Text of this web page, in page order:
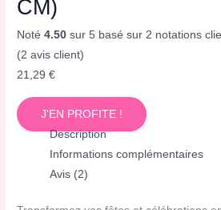
CM)
Noté4.50 sur 5 basé sur 2 notations
(2 avis client)
21,29€
J'EN PROFITE !
Description
Informations complémentaires
Avis (2)